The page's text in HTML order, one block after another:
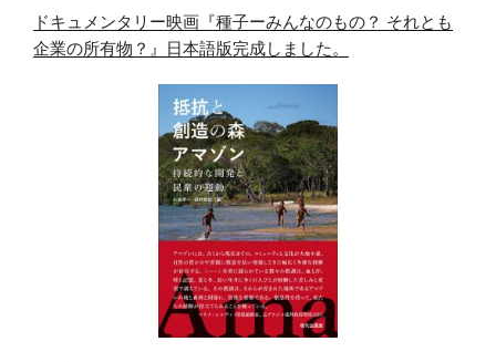
ドキュメンタリー映画『種子ーみんなのもの？ それとも
企業の所有物？』日本語版完成しました。